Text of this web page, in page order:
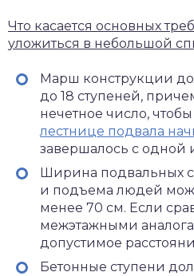
Что касается основных
уложиться в небольшой
Марш конструкции
до 18 ступеней,
нечетное число,
лестнице подвала
завершалось с одной
Ширина подвальных
и подъема людей
менее 70 см. Если
межэтажными
допустимое
Бетонные ступени